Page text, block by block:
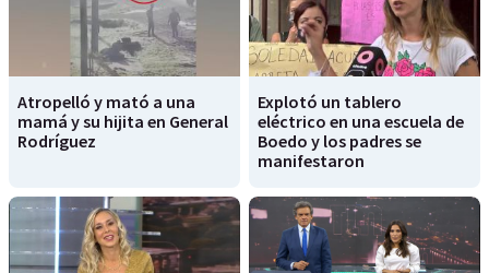
Atropelló y mató a una
mamá y su hijita en General
Rodríguez
Explotó un tablero
eléctrico en una escuela de
Boedo y los padres se
manifestaron